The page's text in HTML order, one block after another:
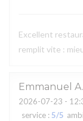
Excellent
remplit vite :
Emmanuel A
2026-07-23 -
service : 5/5